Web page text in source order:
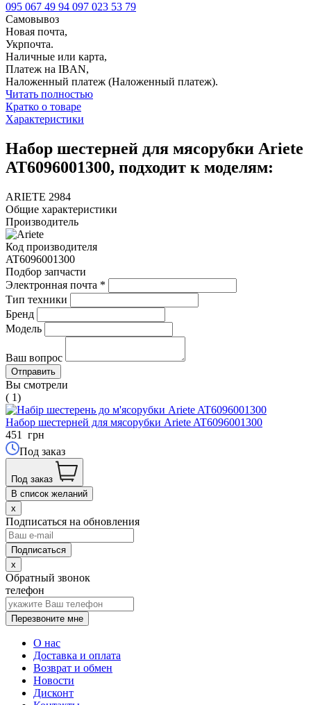
095 067 49 94 097 023 53 79
Самовывоз
Новая почта,
Укрпочта.
Наличные или карта,
Платеж на IBAN,
Наложенный платеж (Наложенный платеж).
Читать полностью
Кратко о товаре
Характеристики
Набор шестерней для мясорубки Ariete
AT6096001300, подходит к моделям:
ARIETE 2984
Общие характеристики
Производитель
Код производителя
AT6096001300
Подбор запчасти
Электронная почта *
Тип техники
Бренд
Модель
Ваш вопрос
Вы смотрели
( 1)
Набор шестерней для мясорубки Ariete AT6096001300
451
грн
Под заказ
Под заказ
В список желаний
x
Подписаться на обновления
x
Обратный звонок
телефон
Перезвоните мне
О нас
Доставка и оплата
Возврат и обмен
Новости
Дисконт